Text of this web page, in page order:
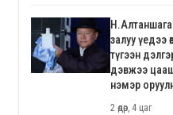
залуу үедээ
түгээн
дэвжээ
нэмэр
2 өдөр, 4 цаг